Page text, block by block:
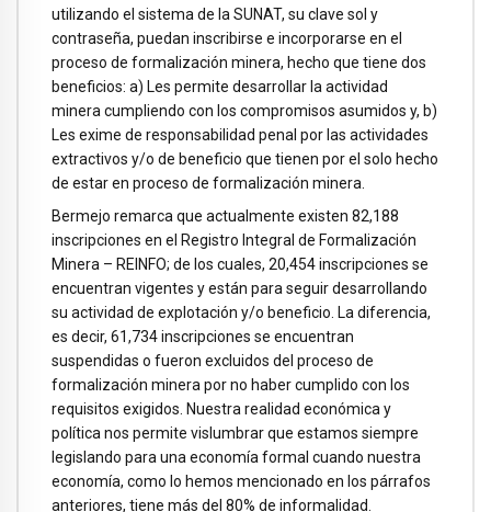
utilizando el sistema de la SUNAT, su clave sol y
contraseña, puedan inscribirse e incorporarse en el
proceso de formalización minera, hecho que tiene dos
beneficios: a) Les permite desarrollar la actividad
minera cumpliendo con los compromisos asumidos y, b)
Les exime de responsabilidad penal por las actividades
extractivos y/o de beneficio que tienen por el solo hecho
de estar en proceso de formalización minera.
Bermejo remarca que actualmente existen 82,188
inscripciones en el Registro Integral de Formalización
Minera – REINFO; de los cuales, 20,454 inscripciones se
encuentran vigentes y están para seguir desarrollando
su actividad de explotación y/o beneficio. La diferencia,
es decir, 61,734 inscripciones se encuentran
suspendidas o fueron excluidos del proceso de
formalización minera por no haber cumplido con los
requisitos exigidos. Nuestra realidad económica y
política nos permite vislumbrar que estamos siempre
legislando para una economía formal cuando nuestra
economía, como lo hemos mencionado en los párrafos
anteriores, tiene más del 80% de informalidad.